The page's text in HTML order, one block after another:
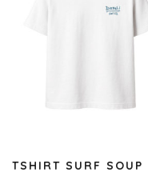
TSHIRT SURF SOUP